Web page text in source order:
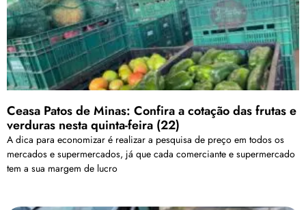
Ceasa Patos de Minas: Confira a cotação das frutas e
verduras nesta quinta-feira (22)
A dica para economizar é realizar a pesquisa de preço em todos os
mercados e supermercados, já que cada comerciante e supermercado
tem a sua margem de lucro